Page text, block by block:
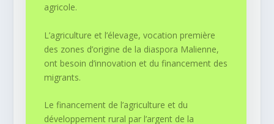
agricole.
L’agriculture et l’élevage, vocation première
des zones d’origine de la diaspora Malienne,
ont besoin d’innovation et du financement des
migrants.
Le financement de l’agriculture et du
développement rural par l’argent de la